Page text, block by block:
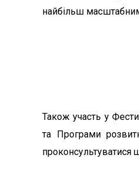
найбільш
Також участь у
та Програми
проконсультуватися